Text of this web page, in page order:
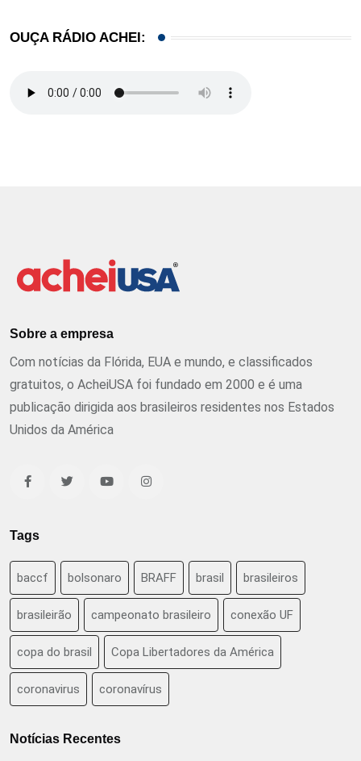
OUÇA RÁDIO ACHEI:
Sobre a empresa
Com notícias da Flórida, EUA e mundo, e classificados
gratuitos, o AcheiUSA foi fundado em 2000 e é uma
publicação dirigida aos brasileiros residentes nos Estados
Unidos da América
Tags
baccf bolsonaro BRAFF brasil brasileiros
brasileirão campeonato brasileiro conexão UF
copa do brasil Copa Libertadores da América
coronavirus coronavírus
Notícias Recentes